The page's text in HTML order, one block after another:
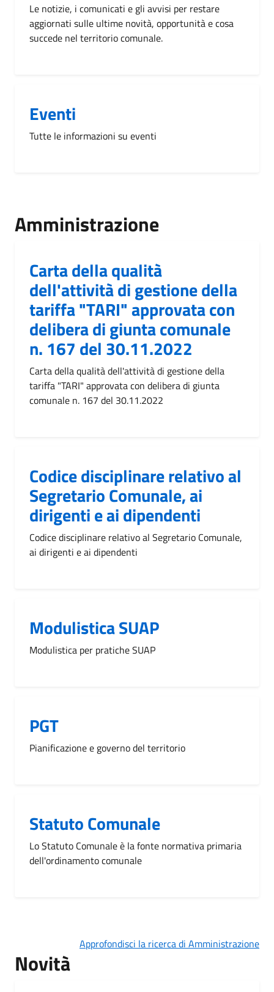
Le notizie, i comunicati e gli avvisi per restare
aggiornati sulle ultime novità, opportunità e cosa
succede nel territorio comunale.
Eventi
Tutte le informazioni su eventi
Amministrazione
Carta della qualità
dell'attività di gestione della
tariffa "TARI" approvata con
delibera di giunta comunale
n. 167 del 30.11.2022
Carta della qualità dell'attività di gestione della
tariffa "TARI" approvata con delibera di giunta
comunale n. 167 del 30.11.2022
Codice disciplinare relativo al
Segretario Comunale, ai
dirigenti e ai dipendenti
Codice disciplinare relativo al Segretario Comunale,
ai dirigenti e ai dipendenti
Modulistica SUAP
Modulistica per pratiche SUAP
PGT
Pianificazione e governo del territorio
Statuto Comunale
Lo Statuto Comunale è la fonte normativa primaria
dell'ordinamento comunale
Approfondisci la ricerca di Amministrazione
Novità